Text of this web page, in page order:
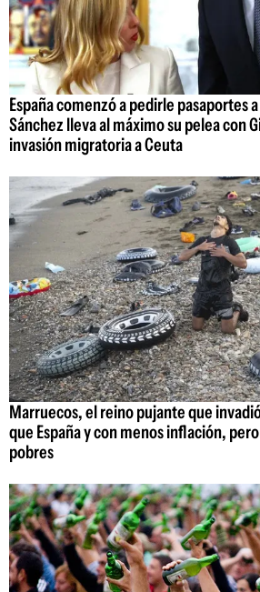
España comenzó a pedirle pasaportes
Sánchez lleva al máximo su pelea con
invasión migratoria a Ceuta
Marruecos, el reino pujante que
que España y con menos inflación,
pobres